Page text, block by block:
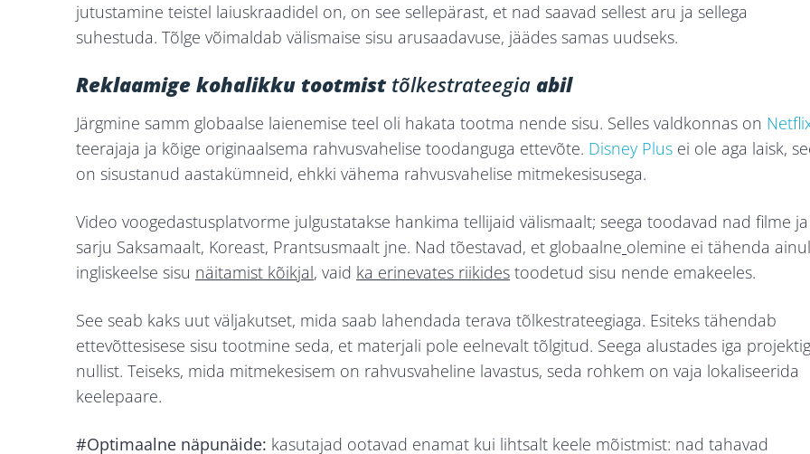
jutustamine teistel laiuskraadidel on, on see sellepärast, et nad saavad sellest aru ja sellega
suhestuda. Tõlge võimaldab välismaise sisu arusaadavuse, jäädes samas uudseks.
Reklaamige kohalikku tootmisttõlkestrateegia abil
Järgmine samm globaalse laienemise teel oli hakata tootma nende sisu. Selles valdkonnas on
teerajaja ja kõige originaalsema rahvusvahelise toodanguga ettevõte. Disney Plus ei ole aga laisk,
on sisustanud aastakümneid, ehkki vähema rahvusvahelise mitmekesisusega.
Video voogedastusplatvorme julgustatakse hankima tellijaid välismaalt; seega toodavad nad filme ja
sarju Saksamaalt, Koreast, Prantsusmaalt jne. Nad tõestavad, et globaalne olemine ei tähenda
ingliskeelse sisu näitamist kõikjal, vaid ka erinevates riikides toodetud sisu nende emakeeles.
See seab kaks uut väljakutset, mida saab lahendada terava tõlkestrateegiaga. Esiteks tähendab
ettevõttesisese sisu tootmine seda, et materjali pole eelnevalt tõlgitud. Seega alustades iga
nullist. Teiseks, mida mitmekesisem on rahvusvaheline lavastus, seda rohkem on vaja lokaliseerida
keelepaare.
#Optimaalne näpunäide: kasutajad ootavad enamat kui lihtsalt keele mõistmist: nad tahavad